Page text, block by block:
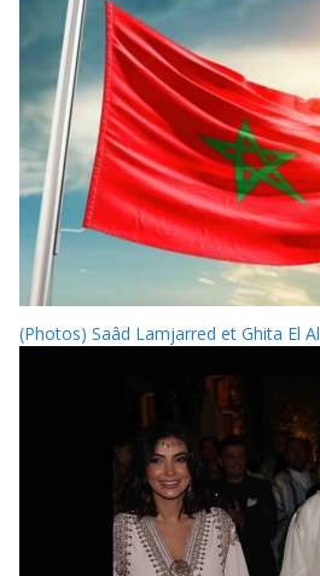
(Photos) Saâd Lamjarred et Ghita El